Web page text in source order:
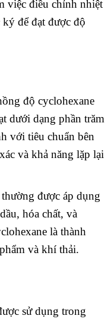
việc điều chỉnh nhiệt
ký để đạt được độ
độ cyclohexane
dưới dạng phần trăm
với tiêu chuẩn bên
và khả năng lặp lại
được áp dụng
hóa chất, và
là thành
và khí thải.
sử dụng trong